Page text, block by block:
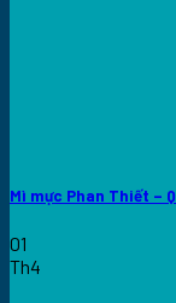
Mì mực Phan Thiết –
01
Th4